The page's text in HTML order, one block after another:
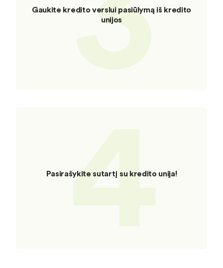
Gaukite kredito verslui pasiūlymą iš kredito
unijos
4
Pasirašykite sutartį su kredito unija!